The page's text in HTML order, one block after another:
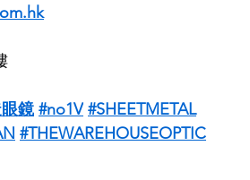
鏡 #no1V #SHEETMETAL
#THEWAREHOUSEOPTIC